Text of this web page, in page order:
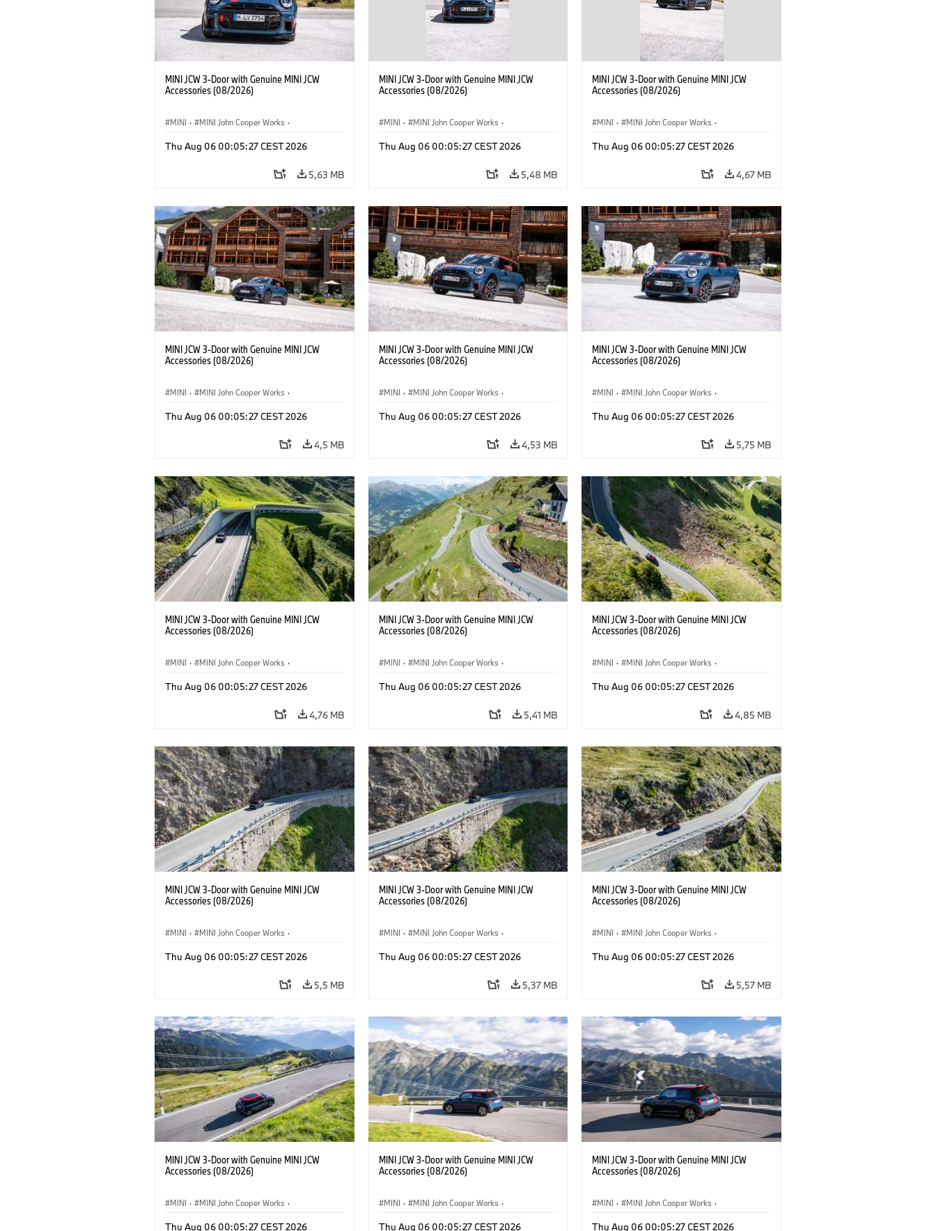
MINI JCW 3-Door with Genuine MINI JCW
Accessories (08/2026)
MINI · MINI John Cooper Works ·
Doplňky na přání, příslušenství
Thu Aug 06 00:05:27 CEST 2026
5,63 MB
MINI JCW 3-Door with Genuine MINI JCW
Accessories (08/2026)
MINI · MINI John Cooper Works ·
Doplňky na přání, příslušenství
Thu Aug 06 00:05:27 CEST 2026
5,48 MB
MINI JCW 3-Door with Genuine MINI JCW
Accessories (08/2026)
MINI · MINI John Cooper Works ·
Doplňky na přání, příslušenství
Thu Aug 06 00:05:27 CEST 2026
4,67 MB
MINI JCW 3-Door with Genuine MINI JCW
Accessories (08/2026)
MINI · MINI John Cooper Works ·
Doplňky na přání, příslušenství
Thu Aug 06 00:05:27 CEST 2026
4,5 MB
MINI JCW 3-Door with Genuine MINI JCW
Accessories (08/2026)
MINI · MINI John Cooper Works ·
Doplňky na přání, příslušenství
Thu Aug 06 00:05:27 CEST 2026
4,53 MB
MINI JCW 3-Door with Genuine MINI JCW
Accessories (08/2026)
MINI · MINI John Cooper Works ·
Doplňky na přání, příslušenství
Thu Aug 06 00:05:27 CEST 2026
5,75 MB
MINI JCW 3-Door with Genuine MINI JCW
Accessories (08/2026)
MINI · MINI John Cooper Works ·
Doplňky na přání, příslušenství
Thu Aug 06 00:05:27 CEST 2026
4,76 MB
MINI JCW 3-Door with Genuine MINI JCW
Accessories (08/2026)
MINI · MINI John Cooper Works ·
Doplňky na přání, příslušenství
Thu Aug 06 00:05:27 CEST 2026
5,41 MB
MINI JCW 3-Door with Genuine MINI JCW
Accessories (08/2026)
MINI · MINI John Cooper Works ·
Doplňky na přání, příslušenství
Thu Aug 06 00:05:27 CEST 2026
4,85 MB
MINI JCW 3-Door with Genuine MINI JCW
Accessories (08/2026)
MINI · MINI John Cooper Works ·
Doplňky na přání, příslušenství
Thu Aug 06 00:05:27 CEST 2026
5,5 MB
MINI JCW 3-Door with Genuine MINI JCW
Accessories (08/2026)
MINI · MINI John Cooper Works ·
Doplňky na přání, příslušenství
Thu Aug 06 00:05:27 CEST 2026
5,37 MB
MINI JCW 3-Door with Genuine MINI JCW
Accessories (08/2026)
MINI · MINI John Cooper Works ·
Doplňky na přání, příslušenství
Thu Aug 06 00:05:27 CEST 2026
5,57 MB
MINI JCW 3-Door with Genuine MINI JCW
Accessories (08/2026)
MINI · MINI John Cooper Works ·
Thu Aug 06 00:05:27 CEST 2026
MINI JCW 3-Door with Genuine MINI JCW
Accessories (08/2026)
MINI · MINI John Cooper Works ·
Thu Aug 06 00:05:27 CEST 2026
MINI JCW 3-Door with Genuine MINI JCW
Accessories (08/2026)
MINI · MINI John Cooper Works ·
Thu Aug 06 00:05:27 CEST 2026